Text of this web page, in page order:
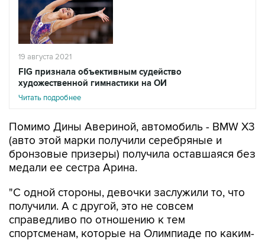
19 августа 2021
FIG признала объективным судейство
художественной гимнастики на ОИ
Читать подробнее
Помимо Дины Авериной, автомобиль - BMW Х3
(авто этой марки получили серебряные и
бронзовые призеры) получила оставшаяся без
медали ее сестра Арина.
"С одной стороны, девочки заслужили то, что
получили. А с другой, это не совсем
справедливо по отношению к тем
спортсменам, которые на Олимпиаде по каким-